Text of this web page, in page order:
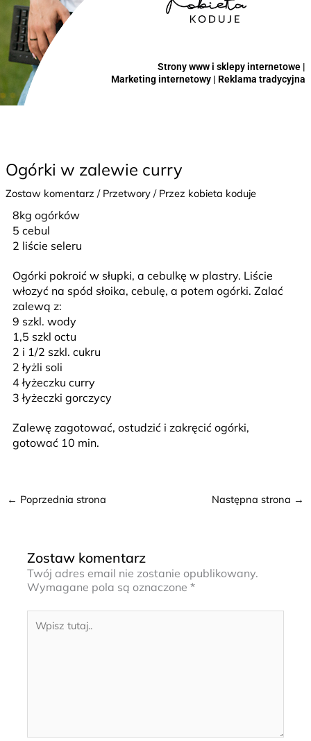
Strony www i sklepy internetowe |
Marketing internetowy | Reklama tradycyjna
Ogórki w zalewie curry
Zostaw komentarz / Przetwory/ Przez kobieta koduje
8kg ogórków
5 cebul
2 liście seleru
Ogórki pokroić w słupki, a cebulkę w plastry. Liście
włozyć na spód słoika, cebulę, a potem ogórki. Zalać
zalewą z:
9 szkl. wody
1,5 szkl octu
2 i 1/2 szkl. cukru
2 łyżli soli
4 łyżeczku curry
3 łyżeczki gorczycy
Zalewę zagotować, ostudzić i zakręcić ogórki,
gotować 10 min.
← Poprzednia strona Następna strona →
Zostaw komentarz
Twój adres email nie zostanie opublikowany.
Wymagane pola są oznaczone*
tutaj..